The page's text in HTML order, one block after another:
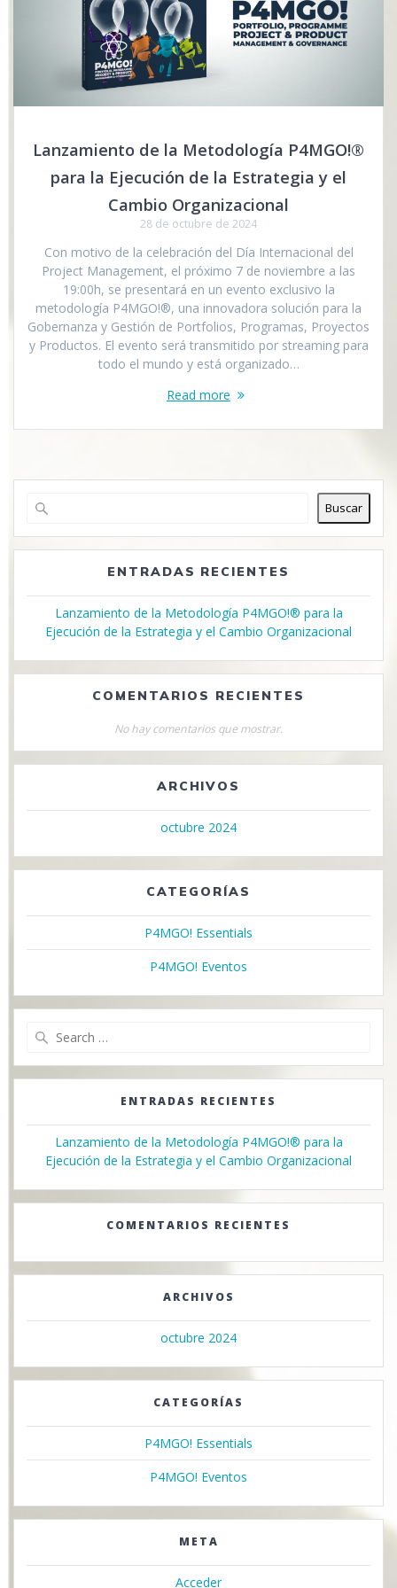
Lanzamiento de la Metodología P4MGO!®
para la Ejecución de la Estrategia y el
Cambio Organizacional
28 de octubre de 2024
Con motivo de la celebración del Día Internacional del
Project Management, el próximo 7 de noviembre a las
19:00h, se presentará en un evento exclusivo la
metodología P4MGO!®, una innovadora solución para la
Gobernanza y Gestión de Portfolios, Programas, Proyectos
y Productos. El evento será transmitido por streaming para
todo el mundo y está organizado…
Read more
Buscar
ENTRADAS RECIENTES
Lanzamiento de la Metodología P4MGO!® para la
Ejecución de la Estrategia y el Cambio Organizacional
COMENTARIOS RECIENTES
No hay comentarios que mostrar.
ARCHIVOS
octubre 2024
CATEGORÍAS
P4MGO! Essentials
P4MGO! Eventos
ENTRADAS RECIENTES
Lanzamiento de la Metodología P4MGO!® para la
Ejecución de la Estrategia y el Cambio Organizacional
COMENTARIOS RECIENTES
ARCHIVOS
octubre 2024
CATEGORÍAS
P4MGO! Essentials
P4MGO! Eventos
META
Acceder